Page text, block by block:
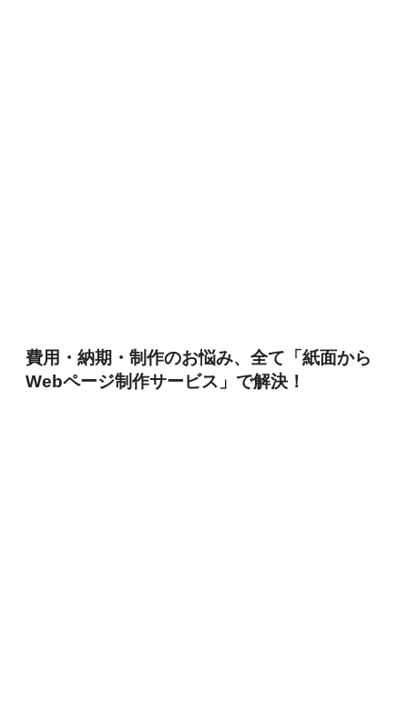
費用・納期・制作のお悩み、全て「紙面から
Webページ制作サービス」で解決！